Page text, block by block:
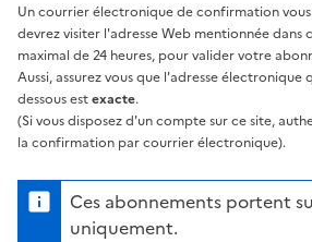
Un courrier électronique de confirmation vous
devrez visiter l'adresse Web mentionnée dans
maximal de 24 heures, pour valider votre
Aussi, assurez vous que l'adresse électronique
dessous estexacte.
(Si vous disposez d'un compte sur ce site,
la confirmation par courrier électronique).
Ces abonnements portent
uniquement.